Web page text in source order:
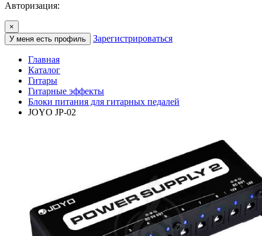
Авторизация:
×
У меня есть профиль
Зарегистрироваться
Главная
Каталог
Гитары
Гитарные эффекты
Блоки питания для гитарных педалей
JOYO JP-02